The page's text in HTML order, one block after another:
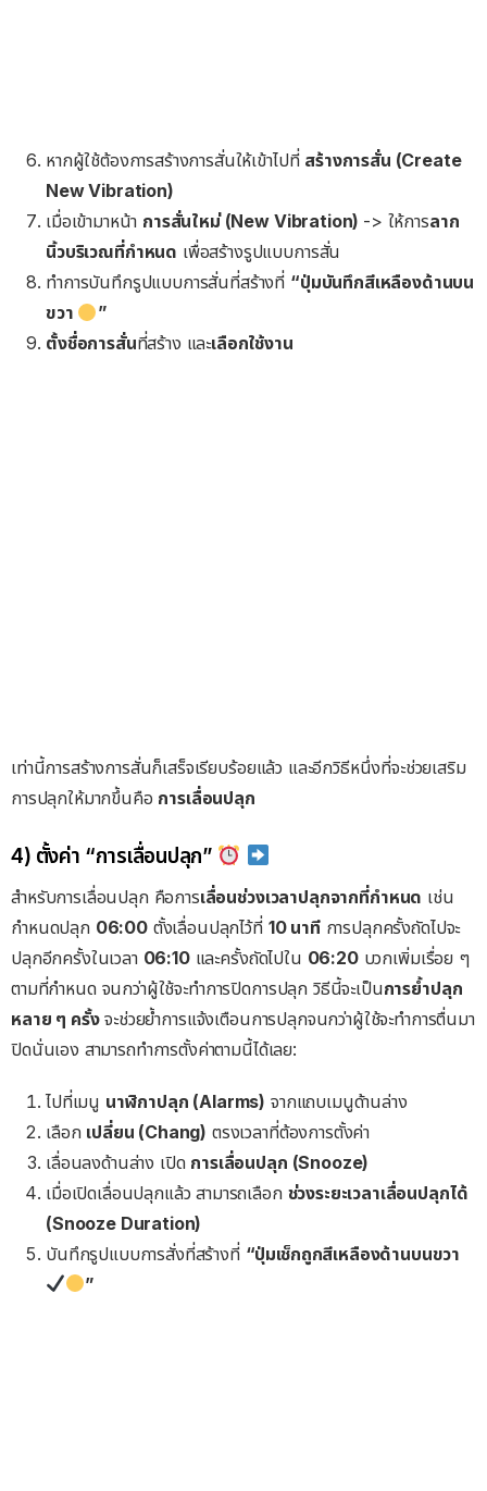
หากผู้ใช้ต้องการสร้างการสั่นให้เข้าไปที่ สร้างการสั่น (Create
New Vibration)
เมื่อเข้ามาหน้า การสั่นใหม่ (New Vibration) -> ให้การลาก
นิ้วบริเวณที่กำหนด เพื่อสร้างรูปแบบการสั่น
ทำการบันทึกรูปแบบการสั่นที่สร้างที่ “ปุ่มบันทึกสีเหลืองด้านบน
ขวา
”
ตั้งชื่อการสั่นที่สร้าง และเลือกใช้งาน
เท่านี้การสร้างการสั่นก็เสร็จเรียบร้อยแล้ว และอีกวิธีหนึ่งที่จะช่วยเสริม
การปลุกให้มากขึ้นคือ การเลื่อนปลุก
4) ตั้งค่า “การเลื่อนปลุก”
สำหรับการเลื่อนปลุก คือการเลื่อนช่วงเวลาปลุกจากที่กำหนด เช่น
กำหนดปลุก 06:00ตั้งเลื่อนปลุกไว้ที่ 10 นาทีการปลุกครั้งถัดไปจะ
ปลุกอีกครั้งในเวลา 06:10และครั้งถัดไปใน 06:20บวกเพิ่มเรื่อย ๆ
ตามที่กำหนด จนกว่าผู้ใช้จะทำการปิดการปลุก วิธีนี้จะเป็นการย้ำปลุก
หลาย ๆ ครั้งจะช่วยย้ำการแจ้งเตือนการปลุกจนกว่าผู้ใช้จะทำการตื่นมา
ปิดนั่นเอง สามารถทำการตั้งค่าตามนี้ได้เลย:
ไปที่เมนู นาฬิกาปลุก (Alarms) จากแถบเมนูด้านล่าง
เลือก เปลี่ยน (Chang) ตรงเวลาที่ต้องการตั้งค่า
เลื่อนลงด้านล่าง เปิด การเลื่อนปลุก (Snooze)
เมื่อเปิดเลื่อนปลุกแล้ว สามารถเลือก ช่วงระยะเวลาเลื่อนปลุกได้
(Snooze Duration)
บันทึกรูปแบบการสั่งที่สร้างที่ “ปุ่มเช็กถูกสีเหลืองด้านบนขวา
”